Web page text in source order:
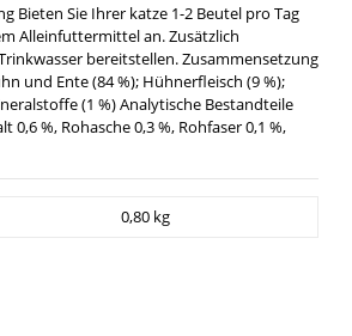
Bieten Sie Ihrer katze 1-2 Beutel pro Tag
Alleinfuttermittel an. Zusätzlich
bereitstellen. Zusammensetzung
und Ente (84 %); Hühnerfleisch (9 %);
(1 %) Analytische Bestandteile
0,6 %, Rohasche 0,3 %, Rohfaser 0,1 %,
0,80 kg